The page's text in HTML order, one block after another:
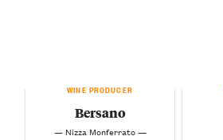
WINE PRODUCER
Bersano
— Nizza Monferrato —